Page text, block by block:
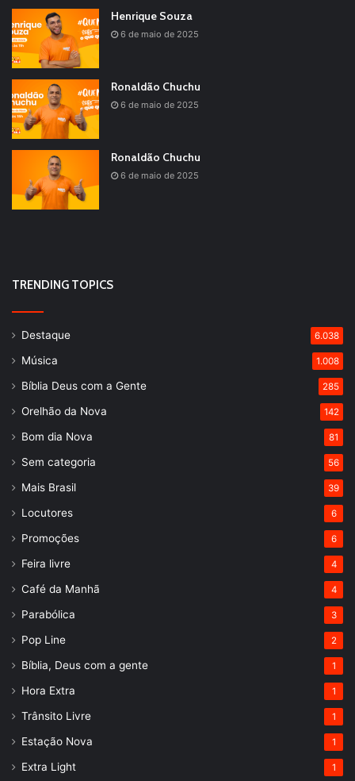
Henrique Souza
6 de maio de 2025
Ronaldão Chuchu
6 de maio de 2025
Ronaldão Chuchu
6 de maio de 2025
TRENDING TOPICS
Destaque 6.038
Música 1.008
Bíblia Deus com a Gente 285
Orelhão da Nova 142
Bom dia Nova 81
Sem categoria 56
Mais Brasil 39
Locutores 6
Promoções 6
Feira livre 4
Café da Manhã 4
Parabólica 3
Pop Line 2
Bíblia, Deus com a gente 1
Hora Extra 1
Trânsito Livre 1
Estação Nova 1
Extra Light 1